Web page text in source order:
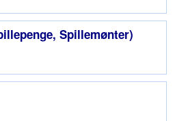
Spillemønter)